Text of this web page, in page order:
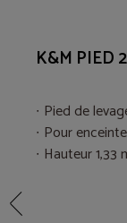
K&M PIED
Pied de
Pour enceinte
Hauteur 1,33